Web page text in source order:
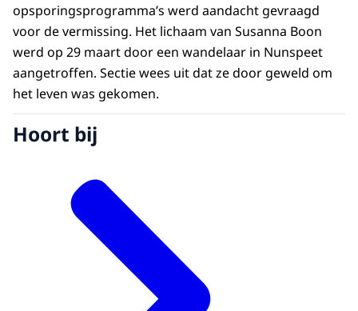
opsporingsprogramma’s werd aandacht gevraagd
voor de vermissing. Het lichaam van Susanna Boon
werd op 29 maart door een wandelaar in Nunspeet
aangetroffen. Sectie wees uit dat ze door geweld om
het leven was gekomen.
Hoort bij